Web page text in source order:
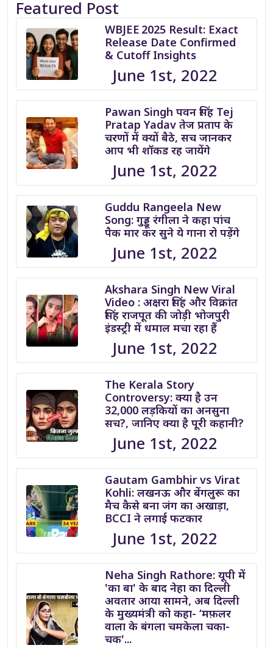
Featured Post
WBJEE 2025 Result: Exact
Release Date Confirmed
& Cutoff Insights
June 1st, 2022
Pawan Singh पवन सिंह Tej
Pratap Yadav तेज प्रताप के
चरणों में क्यों बैठे, सच जानकर
आप भी शॉकड रह जायेंगे
June 1st, 2022
Guddu Rangeela New
Song: गुड्डू रंगीला ने कहा पांच
पैक मार कर सुने ये गाना रो पड़ेंगे
June 1st, 2022
Akshara Singh New Viral
Video : अक्षरा सिंह और विक्रांत
सिंह राजपूत की जोड़ी भोजपुरी
इंडस्ट्री में धमाल मचा रहा हैं
June 1st, 2022
The Kerala Story
Controversy: क्या है उन
32,000 लड़कियों का अनसुना
सच?, जानिए क्या है पूरी कहानी?
June 1st, 2022
Gautam Gambhir vs Virat
Kohli: लखनऊ और बेंगलुरू का
मैच कैसे बना जंग का अखाड़ा,
BCCI ने लगाई फटकार
June 1st, 2022
Neha Singh Rathore: यूपी में
'का बा' के बाद नेहा का दिल्ली
अवतार आया सामने, अब दिल्ली
के मुख्यमंत्री को कहा- ‘मफ़लर
वाला के बंगला चमकेला चका-
चक'...